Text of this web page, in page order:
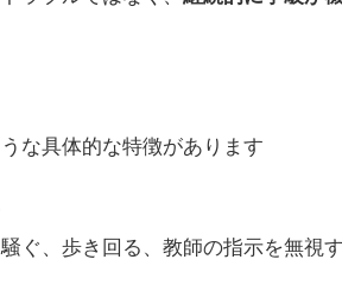
な具体的な特徴があります
ぐ、歩き回る、教師の指示を無視